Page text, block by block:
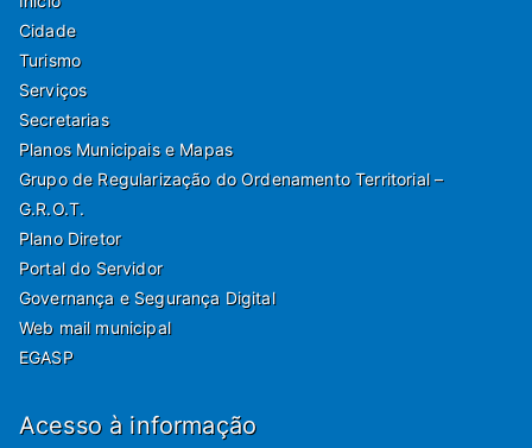
Cidade
Turismo
Serviços
Secretarias
Planos Municipais e Mapas
Grupo de Regularização do Ordenamento Territorial –
G.R.O.T.
Plano Diretor
Portal do Servidor
Governança e Segurança Digital
Web mail municipal
EGASP
Acesso à informação